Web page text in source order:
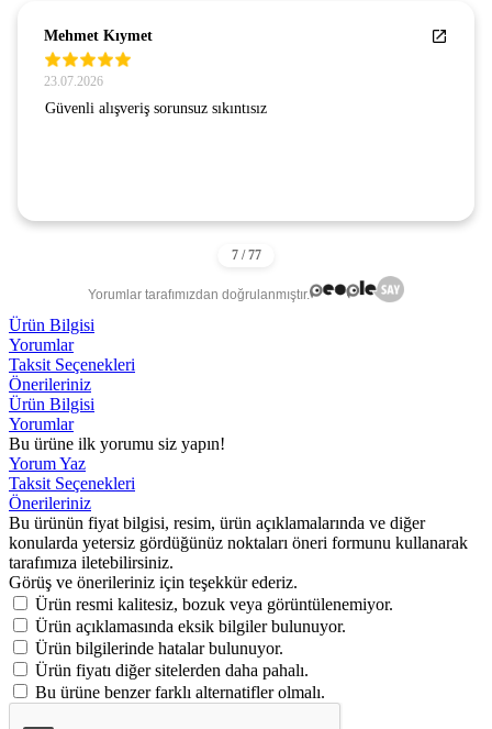
Mehmet Kıymet
23.07.2026
Güvenli alışveriş sorunsuz sıkıntısız
Yorumlar tarafımızdan doğrulanmıştır.
Ürün Bilgisi
Yorumlar
Taksit Seçenekleri
Önerileriniz
Ürün Bilgisi
Yorumlar
Bu ürüne ilk yorumu siz yapın!
Yorum Yaz
Taksit Seçenekleri
Önerileriniz
Bu ürünün fiyat bilgisi, resim, ürün açıklamalarında ve diğer
konularda yetersiz gördüğünüz noktaları öneri formunu kullanarak
tarafımıza iletebilirsiniz.
Görüş ve önerileriniz için teşekkür ederiz.
Ürün resmi kalitesiz, bozuk veya görüntülenemiyor.
Ürün açıklamasında eksik bilgiler bulunuyor.
Ürün bilgilerinde hatalar bulunuyor.
Ürün fiyatı diğer sitelerden daha pahalı.
Bu ürüne benzer farklı alternatifler olmalı.